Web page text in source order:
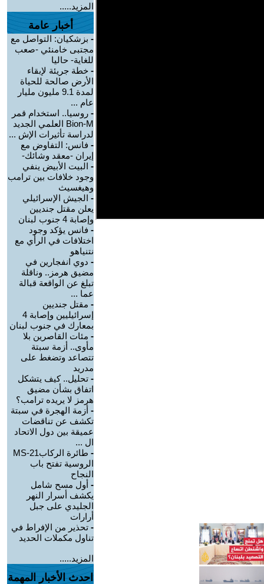
المزيد.....
أخبار عامة
- بزشكيان: التواصل مع
مجتبى خامنئي -صعب
للغاية- حاليا
- خطة جريئة لإبقاء
الأرض صالحة للحياة
لمدة 9.1 مليون مليار
عام ...
- روسيا.. استخدام قمر
Bion-M العلمي الجديد
لدراسة تأثيرات الإش ...
- فانس: التفاوض مع
إيران -معقد وشائك-
- البيت الأبيض ينفي
وجود خلافات بين ترامب
وهيغسيث
- الجيش الإسرائيلي
يعلن مقتل جنديين
وإصابة 4 جنوب لبنان
- فانس يؤكد وجود
اختلافات في الرأي مع
نتنياهو
- دوي انفجارين في
مضيق هرمز.. وناقلة
تبلغ عن الواقعة قبالة
عما ...
- مقتل جنديين
إسرائيليين وإصابة 4
بمعارك في جنوب لبنان
- مئات القاصرين بلا
مأوى.. أزمة سبتة
تتصاعد وتضغط على
مدريد
- تحليل.. كيف يتشكل
اتفاق بشأن مضيق
هرمز لا يريده ترامب؟
- أزمة الهجرة في سبتة
تكشف عن تناقضات
عميقة بين دول الاتحاد
ال ...
-
طائرة الركابMS-21
الروسية تفتح باب
النجاح
- أول مسح شامل
يكشف أسرار النهر
الجليدي على جبل
أرارات
- تحذير من الإفراط في
تناول مكملات الحديد
المزيد.....
احدث الأخبار المهمة